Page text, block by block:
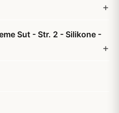
Sut - Str. 2 - Silikone -